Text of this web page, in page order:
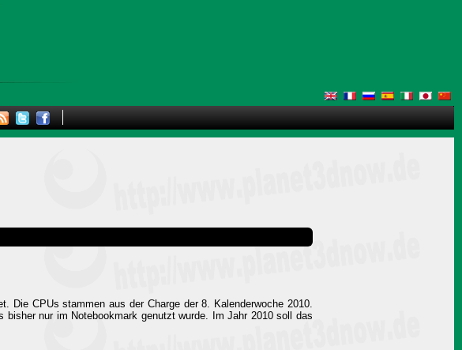
Die CPUs stammen aus der Charge der 8. Kalenderwoche 2010.
bisher nur im Notebookmark genutzt wurde. Im Jahr 2010 soll das